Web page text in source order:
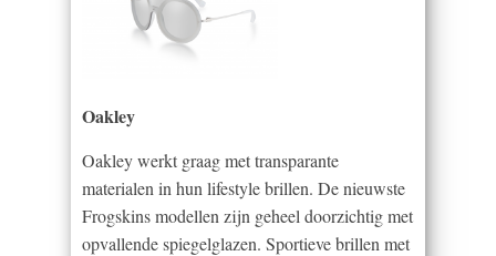
Oakley
Oakley werkt graag met transparante
materialen in hun lifestyle brillen. De nieuwste
Frogskins modellen zijn geheel doorzichtig met
opvallende spiegelglazen. Sportieve brillen met